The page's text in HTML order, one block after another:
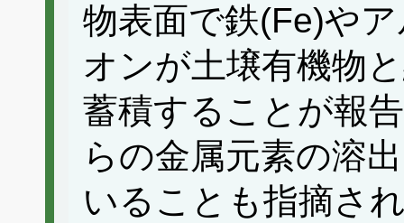
物表面で鉄(Fe)や
オンが土壌有機物
蓄積することが報
らの金属元素の溶
いることも指摘さ